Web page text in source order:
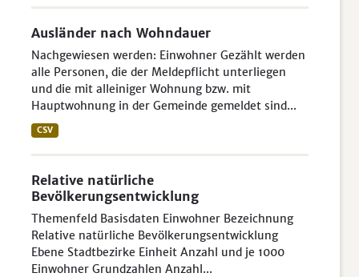
Ausländer nach Wohndauer
Nachgewiesen werden: Einwohner Gezählt werden
alle Personen, die der Meldepflicht unterliegen
und die mit alleiniger Wohnung bzw. mit
Hauptwohnung in der Gemeinde gemeldet sind...
CSV
Relative natürliche
Bevölkerungsentwicklung
Themenfeld Basisdaten Einwohner Bezeichnung
Relative natürliche Bevölkerungsentwicklung
Ebene Stadtbezirke Einheit Anzahl und je 1000
Einwohner Grundzahlen Anzahl...